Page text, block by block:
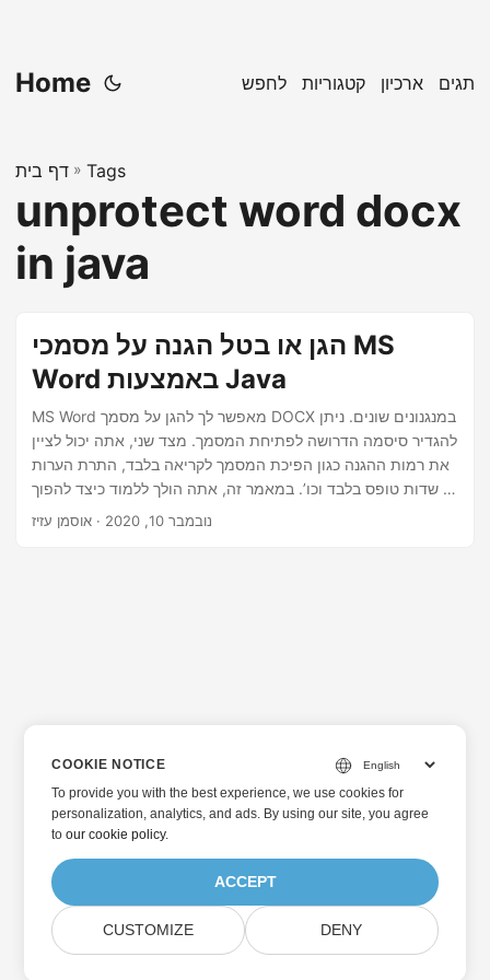
Home לחפש קטגוריות ארכיון תגים
דף בית » Tags
unprotect word docx
in java
הגן או בטל הגנה על מסמכי MS
Word באמצעות Java
MS Word מאפשר לך להגן על מסמך DOCX במנגנונים שונים. ניתן
להגדיר סיסמה הדרושה לפתיחת המסמך. מצד שני, אתה יכול לציין
את רמות ההגנה כגון הפיכת המסמך לקריאה בלבד, התרת הערות
או שדות טופס בלבד וכו’. במאמר זה, אתה הולך ללמוד כיצד להפוך
את תכונות ההגנה של MS Word לאוטומטיות כדי להגן או לבטל נובמבר 10, 2020 · אוסמן עזיז
COOKIE NOTICE
To provide you with the best experience, we use cookies for
personalization, analytics, and ads. By using our site, you agree
toour cookie policy.
ACCEPT
CUSTOMIZE DENY